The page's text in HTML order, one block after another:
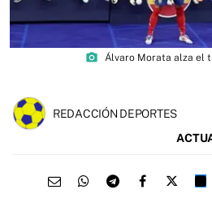
photo_camera Álvaro Morata alza el
REDACCIÓN DEPORTES